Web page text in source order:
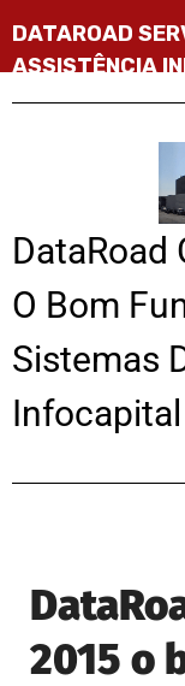
DataRoad
O Bom
Sistemas
2015 o